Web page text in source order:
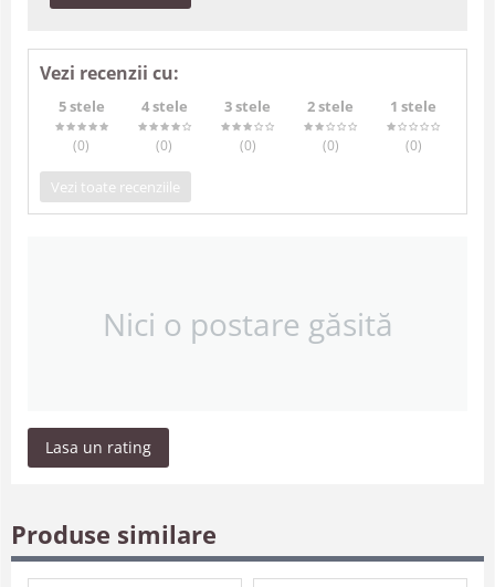
Vezi recenzii cu:
5 stele
(0)
4 stele
(0)
3 stele
(0)
2 stele
(0)
1 stele
(0)
Vezi toate recenziile
Nici o postare găsită
Lasa un rating
Produse similare